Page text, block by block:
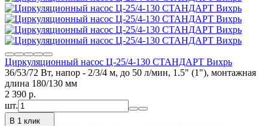
Циркуляционный насос Ц-25/4-130 СТАНДАРТ Вихрь
36/53/72 Вт, напор - 2/3/4 м, до 50 л/мин, 1.5" (1"), монтажная
длина 180/130 мм
2 390 p.
шт.
В 1 клик